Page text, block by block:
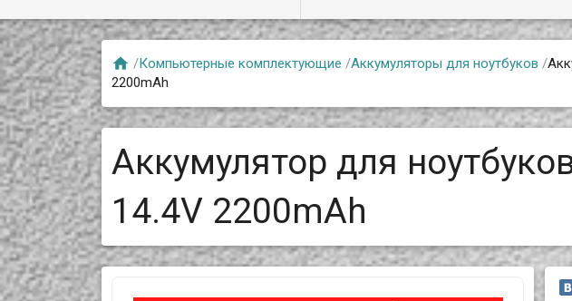
 /Компьютерные комплектующие /Аккумуляторы для ноутбуков /
2200mAh
Аккумулятор для
14.4V 2200mAh